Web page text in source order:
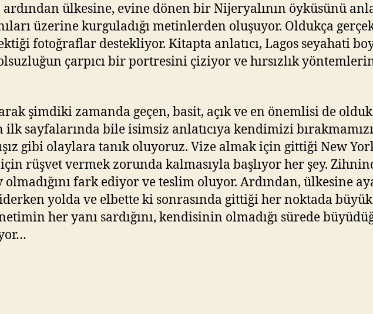
ülkesine, evine dönen bir Nijeryalının öyküsünü
üzerine kurguladığı metinlerden oluşuyor. Oldukça
fotoğraflar destekliyor. Kitapta anlatıcı, Lagos seyahati
çarpıcı bir portresini çiziyor ve hırsızlık
şimdiki zamanda geçen, basit, açık ve en önemlisi de
sayfalarında bile isimsiz anlatıcıya kendimizi
gibi olaylara tanık oluyoruz. Vize almak için gittiği New
rüşvet vermek zorunda kalmasıyla başlıyor her şey.
fark ediyor ve teslim oluyor. Ardından, ülkesine
yolda ve elbette ki sonrasında gittiği her noktada büyük
her yanı sardığını, kendisinin olmadığı sürede